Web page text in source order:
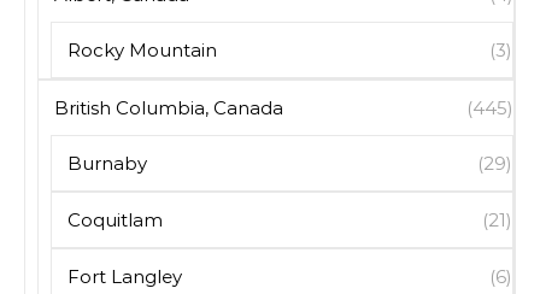
Rocky Mountain (3)
British Columbia, Canada (445)
Burnaby (29)
Coquitlam (21)
Fort Langley (6)